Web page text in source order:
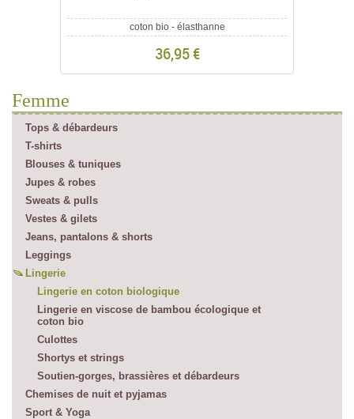
coton bio - élasthanne
36,95 €
Femme
Tops & débardeurs
T-shirts
Blouses & tuniques
Jupes & robes
Sweats & pulls
Vestes & gilets
Jeans, pantalons & shorts
Leggings
Lingerie
Lingerie en coton biologique
Lingerie en viscose de bambou écologique et
coton bio
Culottes
Shortys et strings
Soutien-gorges, brassières et débardeurs
Chemises de nuit et pyjamas
Sport & Yoga